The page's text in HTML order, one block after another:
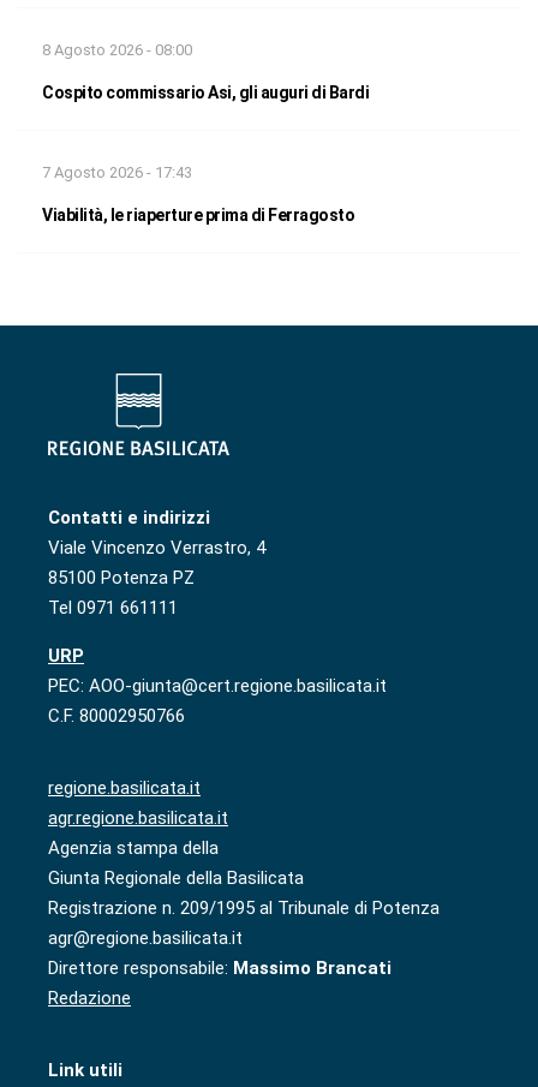
8 Agosto 2026 - 08:00
Cospito commissario Asi, gli auguri di Bardi
7 Agosto 2026 - 17:43
Viabilità, le riaperture prima di Ferragosto
Contatti e indirizzi
Viale Vincenzo Verrastro, 4
85100 Potenza PZ
Tel 0971 661111
URP
PEC: AOO-giunta@cert.regione.basilicata.it
C.F. 80002950766
regione.basilicata.it
agr.regione.basilicata.it
Agenzia stampa della
Giunta Regionale della Basilicata
Registrazione n. 209/1995 al Tribunale di Potenza
agr@regione.basilicata.it
Direttore responsabile: Massimo Brancati
Redazione
Link utili